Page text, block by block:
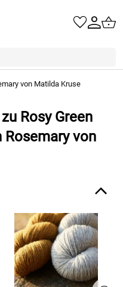
von Matilda Kruse
Rosy Green
Rosemary von